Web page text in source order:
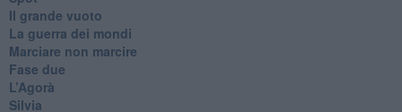
​Il grande vuoto
​La guerra dei mondi
Marciare non marcire
Fase due
L’Agorà
Silvia